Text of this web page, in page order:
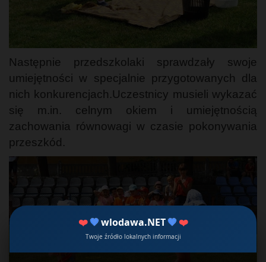
❤️ 💙wlodawa.NET 💙❤️
Twoje źródło lokalnych informacji
Następnie przedszkolaki sprawdzały swoje
umiejętności w specjalnie przygotowanych dla
nich konkurencjach.Uczestnicy musieli wykazać
się m.in. celnym okiem i umiejętnością
zachowania równowagi w czasie pokonywania
przeszkód.